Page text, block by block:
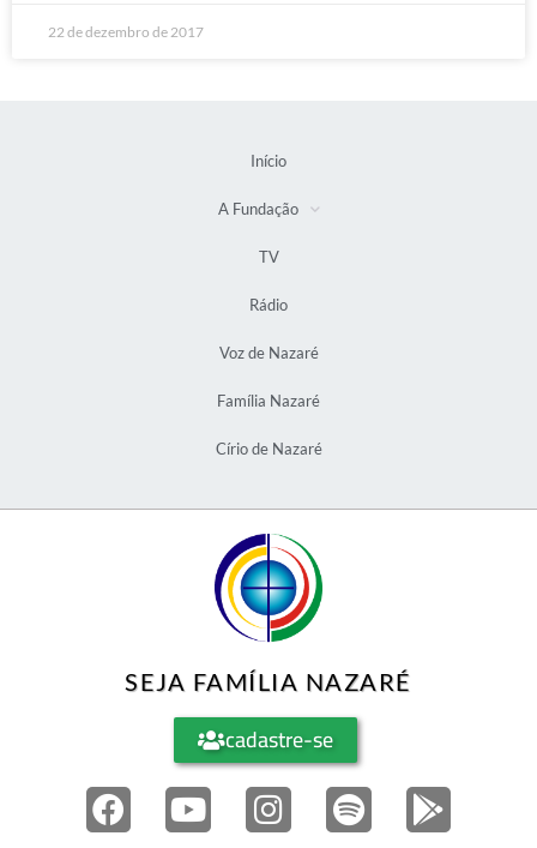
22 de dezembro de 2017
Início
A Fundação
TV
Rádio
Voz de Nazaré
Família Nazaré
Círio de Nazaré
SEJA FAMÍLIA NAZARÉ
cadastre-se